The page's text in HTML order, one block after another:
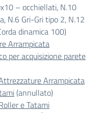
– occhiellati, N.10
N.6 Gri-Gri tipo 2, N.12
dinamica 100)
Arrampicata
per acquisizione parete
Arrampicata
(annullato)
e Tatami